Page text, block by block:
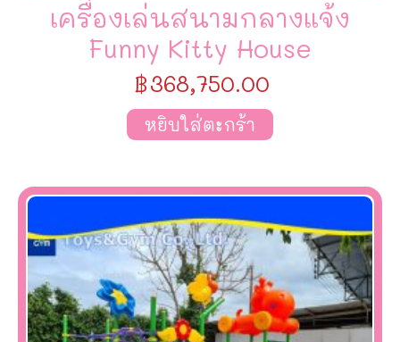
เครื่องเล่นสนามกลางแจ้ง
Funny Kitty House
฿368,750.00
หยิบใส่ตะกร้า